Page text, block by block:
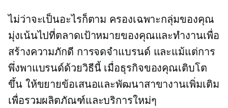
ไม่ว่าจะเป็นอะไรก็ตาม ครองเฉพาะกลุ่มของคุณ
มุ่งเน้นไปที่ตลาดเป้าหมายของคุณและทำงานเพื่อ
สร้างความภักดี การจดจำแบรนด์ และแม้แต่การ
พึ่งพาแบรนด์ด้วยวิธีนี้ เมื่อธุรกิจของคุณเติบโต
ขึ้น ให้ขยายข้อเสนอและพัฒนาสาขางานเพิ่มเติม
เพื่อรวมผลิตภัณฑ์และบริการใหม่ๆ